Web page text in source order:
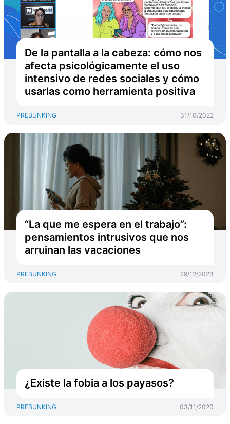
De la pantalla a la cabeza: cómo nos
afecta psicológicamente el uso
intensivo de redes sociales y cómo
usarlas como herramienta positiva
PREBUNKING 31/10/2022
“La que me espera en el trabajo”:
pensamientos intrusivos que nos
arruinan las vacaciones
PREBUNKING 29/12/2023
¿Existe la fobia a los payasos?
PREBUNKING 03/11/2020